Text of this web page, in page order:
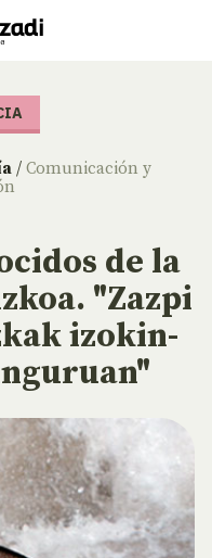
/ Comunicación y
de la
"Zazpi
izokin-